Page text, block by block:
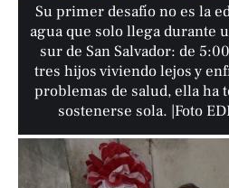
Su primer desafío no es la
agua que solo llega durante
sur de San Salvador: de
tres hijos viviendo lejos y
problemas de salud, ella ha
sostenerse sola. |Foto